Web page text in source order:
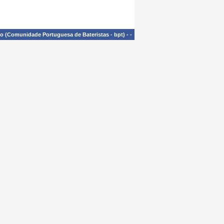
(Comunidade Portuguesa de Bateristas - bpt) - -